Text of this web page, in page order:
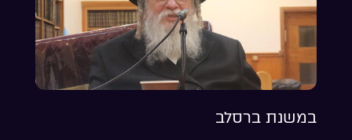
במשנת ברסלב